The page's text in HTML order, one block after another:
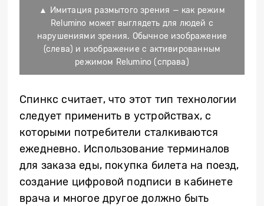
▲ Имитация размытого зрения — как режим
Relumino может выглядеть для людей с
нарушениями зрения. Обычное изображение
(слева) и изображение с активированным
режимом Relumino (справа)
Спинкс считает, что этот тип технологии
следует применить в устройствах, с
которыми потребители сталкиваются
ежедневно. Использование терминалов
для заказа еды, покупка билета на поезд,
создание цифровой подписи в кабинете
врача и многое другое должно быть